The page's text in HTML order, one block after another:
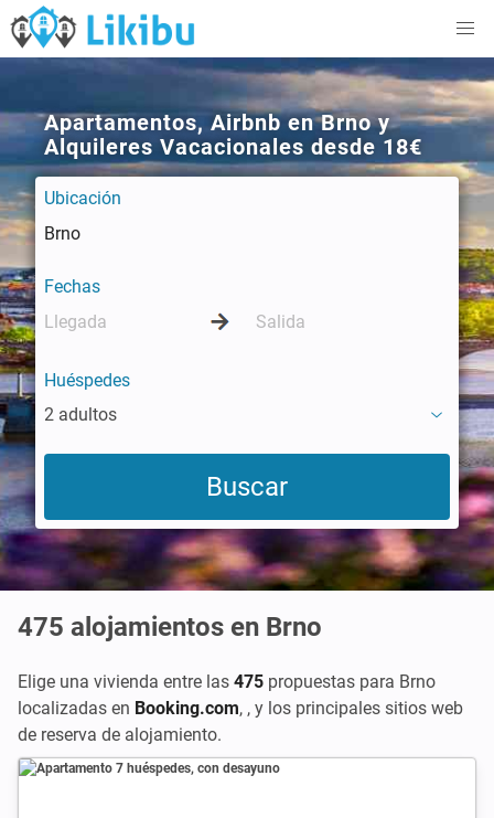
Apartamentos, Airbnb en Brno y
Alquileres Vacacionales desde 18€
Ubicación
Fechas
Huéspedes
2 adultos
475 alojamientos en Brno
Elige una vivienda entre las 475 propuestas para Brno
localizadas en Booking.com, , y los principales sitios web
de reserva de alojamiento.